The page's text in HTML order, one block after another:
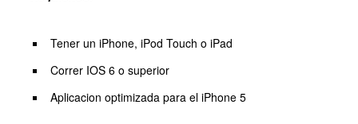
Tener un iPhone, iPod Touch o iPad
Correr IOS 6 o superior
Aplicacion optimizada para el iPhone 5